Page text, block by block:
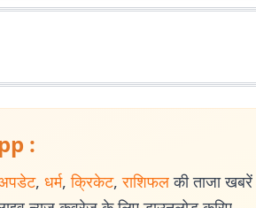
:
, धर्म, क्रिकेट, राशिफल की ताजा